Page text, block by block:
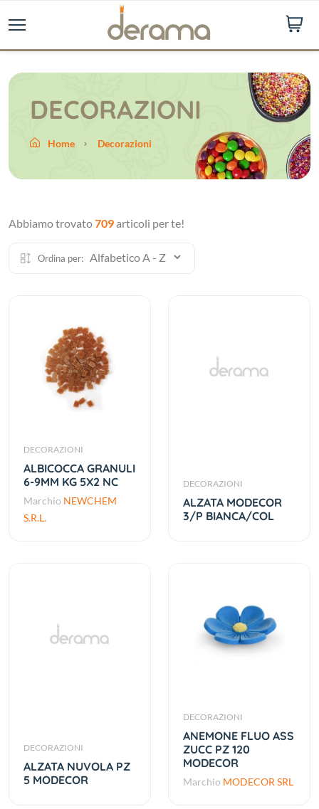
DECORAZIONI
Home Decorazioni
Abbiamo trovato709articoli per te!
Ordina per:
DECORAZIONI
ALBICOCCA GRANULI
6-9MM KG 5X2 NC
Marchio NEWCHEM
S.R.L.
DECORAZIONI
ALZATA MODECOR
3/P BIANCA/COL
DECORAZIONI
ALZATA NUVOLA PZ
5 MODECOR
DECORAZIONI
ANEMONE FLUO ASS
ZUCC PZ 120
MODECOR
Marchio MODECOR SRL